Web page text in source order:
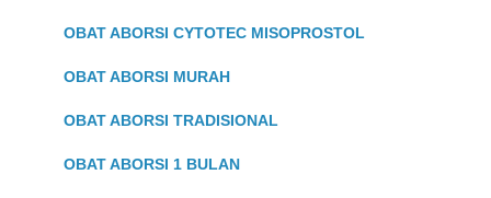
OBAT ABORSI CYTOTEC MISOPROSTOL
OBAT ABORSI MURAH
OBAT ABORSI TRADISIONAL
OBAT ABORSI 1 BULAN